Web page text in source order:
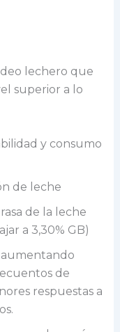
lechero que
superior a lo
y consumo
de leche
de la leche
a 3,30% GB)
de
respuestas a